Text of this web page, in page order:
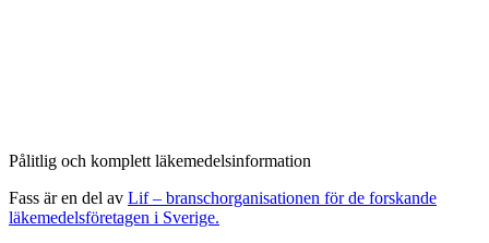
Pålitlig och komplett läkemedelsinformation
Fass är en del av Lif – branschorganisationen för de forskande
läkemedelsföretagen i Sverige.